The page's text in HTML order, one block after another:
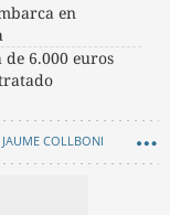
en
6.000 euros
JAUME COLLBONI